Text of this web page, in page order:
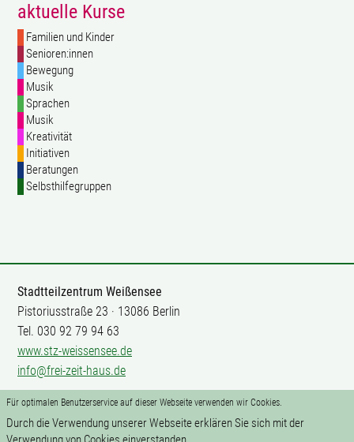
Für optimalen Benutzerservice auf dieser Webseite verwenden wir Cookies.
Durch die Verwendung unserer Webseite erklären Sie sich mit der
aktuelle Kurse
Familien und Kinder
Senioren:innen
Bewegung
Musik
Sprachen
Musik
Kreativität
Initiativen
Beratungen
Selbsthilfegruppen
Stadtteilzentrum Weißensee
Pistoriusstraße 23 · 13086 Berlin
Tel. 030 92 79 94 63
www.stz-weissensee.de
info@frei-zeit-haus.de
Mitarbeit
Impressum